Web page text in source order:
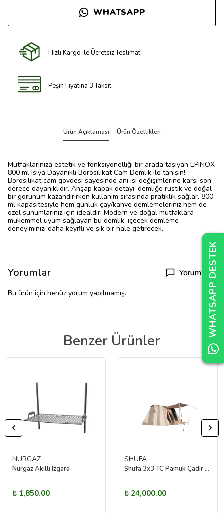
WHATSAPP
Hızlı Kargo ile Ücretsiz Teslimat
Peşin Fiyatına 3 Taksit
Ürün Açıklaması Ürün Özellikleri
Mutfaklarınıza estetik ve fonksiyonelliği bir arada taşıyan EPINOX
800 ml Isıya Dayanıklı Borosilikat Cam Demlik ile tanışın!
Borosilikat cam gövdesi sayesinde ani ısı değişimlerine karşı son
derece dayanıklıdır. Ahşap kapak detayı, demliğe rustik ve doğal
bir görünüm kazandırırken kullanım sırasında pratiklik sağlar. 800
ml kapasitesiyle hem günlük çay/kahve demlemeleriniz hem de
özel sunumlarınız için idealdir. Modern ve doğal mutfaklara
mükemmel uyum sağlayan bu demlik, içecek demleme
deneyiminizi daha keyifli ve şık bir hale getirecek.
Yorumlar Yorum Yap
Bu ürün için henüz yorum yapılmamış.
Benzer Ürünler
NURGAZ
Nurgaz Akıllı Izgara
₺ 1,850.00
SHUFA
Shufa 3x3 TC Pamuk Çadır -ZP04
₺ 24,000.00
WHATSAPP DESTEK
WHATSAPP DESTEK
WHATSAPP DESTEK